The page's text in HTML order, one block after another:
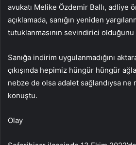
avukatı Melike Özdemir Ballı, adliye
açıklamada, sanığın yeniden
tutuklanmasının sevindirici
Sanığa indirim uygulanmadığını
çıkışında hepimiz hüngür hüngür
nebze de olsa adalet sağlandıysa ne
konuştu.
Olay